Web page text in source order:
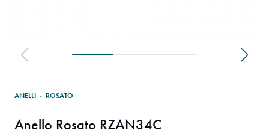
ANELLI · ROSATO
Anello Rosato RZAN34C